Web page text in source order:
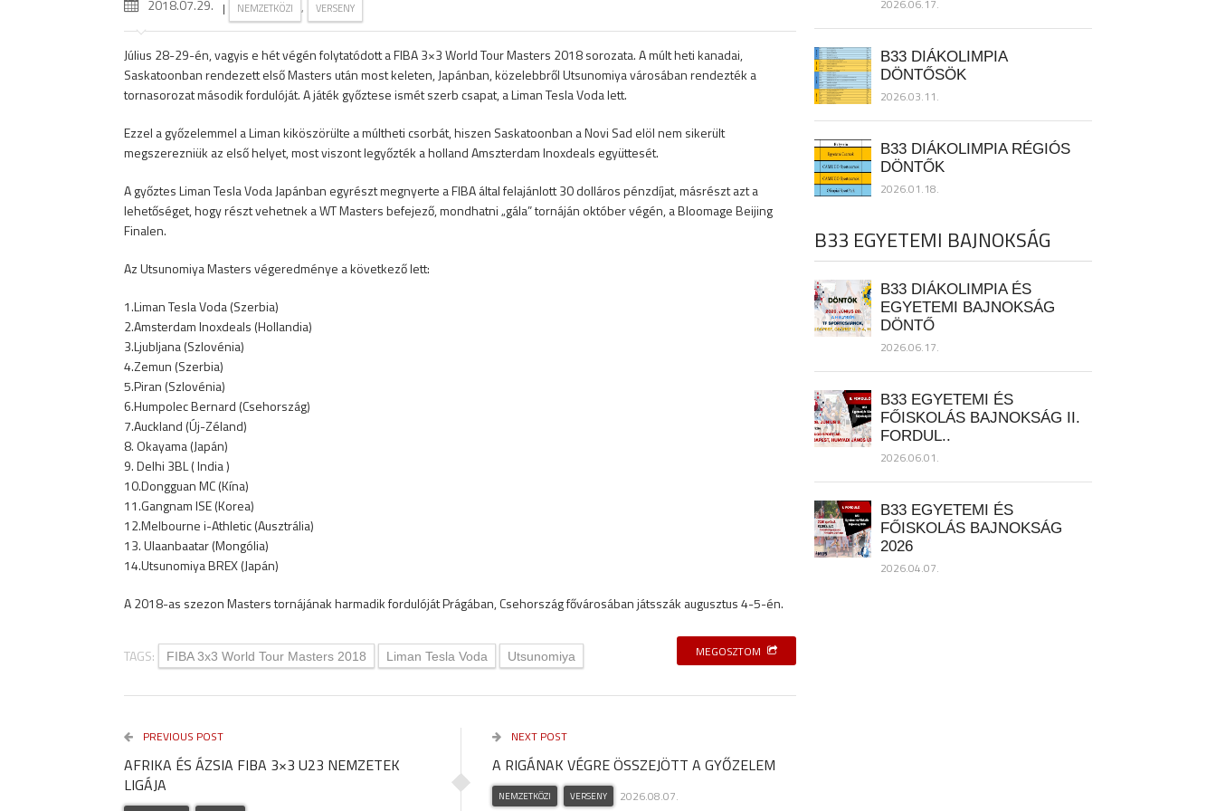
2018.07.29. | NEMZETKÖZI , VERSENY
Július 28-29-én, vagyis e hét végén folytatódott a FIBA 3×3 World Tour Masters 2018 sorozata. A múlt heti kanadai,
Saskatoonban rendezett első Masters után most keleten, Japánban, közelebbről Utsunomiya városában rendezték a
tornasorozat második fordulóját. A játék győztese ismét szerb csapat, a Liman Tesla Voda lett.
Ezzel a győzelemmel a Liman kiköszörülte a múltheti csorbát, hiszen Saskatoonban a Novi Sad elöl nem sikerült
megszerezniük az első helyet, most viszont legyőzték a holland Amszterdam Inoxdeals együttesét.
A győztes Liman Tesla Voda Japánban egyrészt megnyerte a FIBA által felajánlott 30 dolláros pénzdíjat, másrészt azt a
lehetőséget, hogy részt vehetnek a WT Masters befejező, mondhatni „gála” tornáján október végén, a Bloomage Beijing
Finalen.
Az Utsunomiya Masters végeredménye a következő lett:
1.Liman Tesla Voda (Szerbia)
2.Amsterdam Inoxdeals (Hollandia)
3.Ljubljana (Szlovénia)
4.Zemun (Szerbia)
5.Piran (Szlovénia)
6.Humpolec Bernard (Csehország)
7.Auckland (Új-Zéland)
8. Okayama (Japán)
9. Delhi 3BL ( India )
10.Dongguan MC (Kína)
11.Gangnam ISE (Korea)
12.Melbourne i-Athletic (Ausztrália)
13. Ulaanbaatar (Mongólia)
14.Utsunomiya BREX (Japán)
A 2018-as szezon Masters tornájának harmadik fordulóját Prágában, Csehország fővárosában játsszák augusztus 4-5-én.
TAGS: FIBA 3x3 World Tour Masters 2018 Liman Tesla Voda Utsunomiya MEGOSZTOM
PREVIOUS POST
AFRIKA ÉS ÁZSIA FIBA 3×3 U23 NEMZETEK
LIGÁJA
NEXT POST
A RIGÁNAK VÉGRE ÖSSZEJÖTT A GYŐZELEM
NEMZETKÖZI VERSENY 2026.08.07.
2026.06.17.
B33 DIÁKOLIMPIA
DÖNTŐSÖK
2026.03.11.
B33 DIÁKOLIMPIA RÉGIÓS
DÖNTŐK
2026.01.18.
B33 EGYETEMI BAJNOKSÁG
B33 DIÁKOLIMPIA ÉS
EGYETEMI BAJNOKSÁG
DÖNTŐ
2026.06.17.
B33 EGYETEMI ÉS
FŐISKOLÁS BAJNOKSÁG II.
FORDUL..
2026.06.01.
B33 EGYETEMI ÉS
FŐISKOLÁS BAJNOKSÁG
2026
2026.04.07.